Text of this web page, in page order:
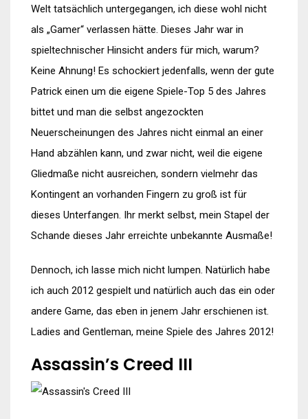
Welt tatsächlich untergegangen, ich diese wohl nicht
als „Gamer“ verlassen hätte. Dieses Jahr war in
spieltechnischer Hinsicht anders für mich, warum?
Keine Ahnung! Es schockiert jedenfalls, wenn der gute
Patrick einen um die eigene Spiele-Top 5 des Jahres
bittet und man die selbst angezockten
Neuerscheinungen des Jahres nicht einmal an einer
Hand abzählen kann, und zwar nicht, weil die eigene
Gliedmaße nicht ausreichen, sondern vielmehr das
Kontingent an vorhanden Fingern zu groß ist für
dieses Unterfangen. Ihr merkt selbst, mein Stapel der
Schande dieses Jahr erreichte unbekannte Ausmaße!
Dennoch, ich lasse mich nicht lumpen. Natürlich habe
ich auch 2012 gespielt und natürlich auch das ein oder
andere Game, das eben in jenem Jahr erschienen ist.
Ladies and Gentleman, meine Spiele des Jahres 2012!
Assassin’s Creed III